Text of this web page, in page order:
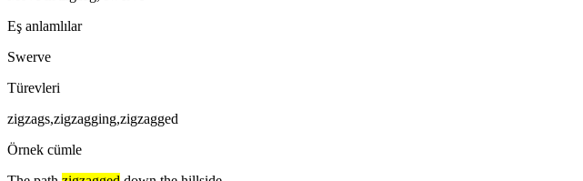
Eş anlamlılar
Swerve
Türevleri
zigzags,zigzagging,zigzagged
Örnek cümle